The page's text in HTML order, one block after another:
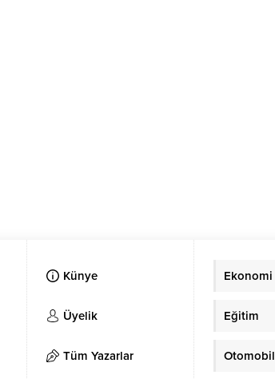
Künye
Üyelik
Tüm Yazarlar
Ekonomi
Eğitim
Otomobil